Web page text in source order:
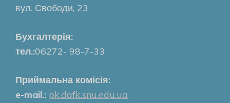
вул. Свободи, 23
Бухгалтерія:
тел.:06272- 98-7-33
Приймальна комісія:
e-mail.: pk.dafk.snu.edu.ua